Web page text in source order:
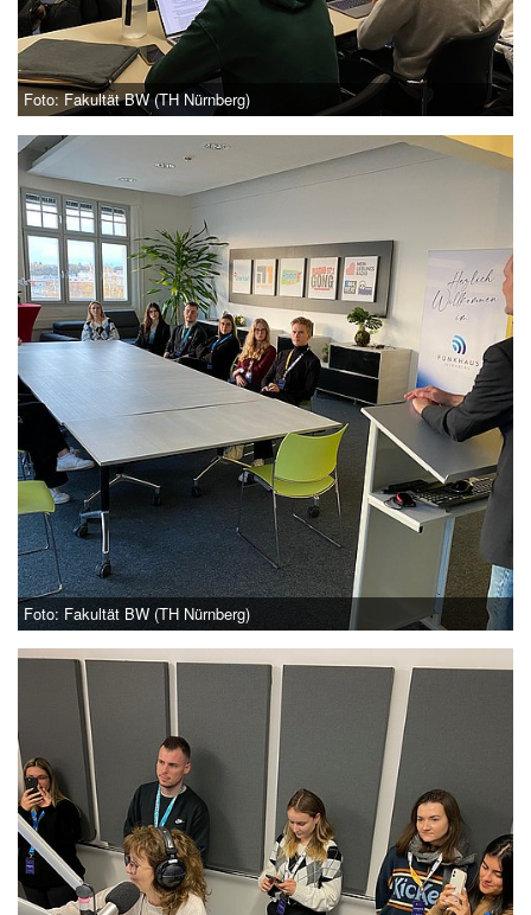
Foto: Fakultät BW (TH Nürnberg)
Foto: Fakultät BW (TH Nürnberg)